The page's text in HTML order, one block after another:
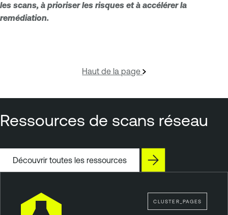
les scans, à prioriser les risques et à accélérer la
remédiation.
Haut de la page
Ressources de scans réseau
Découvrir toutes les ressources
CLUSTER_PAGES